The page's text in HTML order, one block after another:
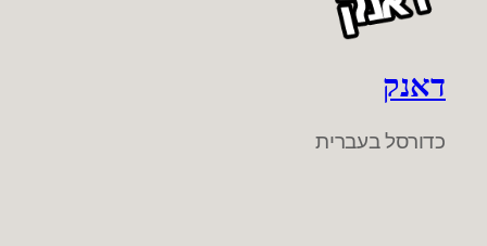
דאנק
כדורסל בעברית